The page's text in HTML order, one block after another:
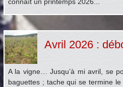
A la vigne… Jusqu’à mi avril, se
baguettes ; tache qui se termine